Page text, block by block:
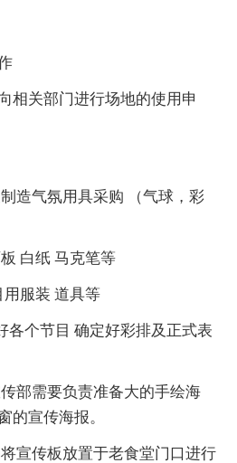
相关部门进行场地的使用申
造气氛用具采购 （气球，彩
白纸 马克笔等
服装 道具等
各个节目 确定好彩排及正式表
部需要负责准备大的手绘海
的宣传海报。
宣传板放置于老食堂门口进行